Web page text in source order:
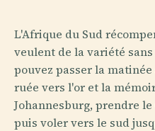
L'Afrique du Sud
veulent de la variété
pouvez passer la
ruée vers l'or et la
Johannesburg, prendre
puis voler vers le sud